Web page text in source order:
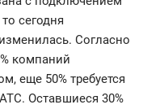
сегодня
Согласно
компаний
еще 50% требуется
Оставшиеся 30%